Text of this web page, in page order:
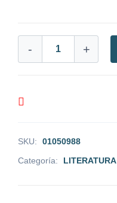
- +
SKU:
01050988
Categoría:
LITERATURA